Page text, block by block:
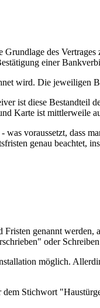
Grundlage des Vertrages
einer
wird. Die jeweiligen
ist diese
Karte ist mittlerweile
voraussetzt, dass
genau beachtet,
genannt
oder
möglich.
Stichwort